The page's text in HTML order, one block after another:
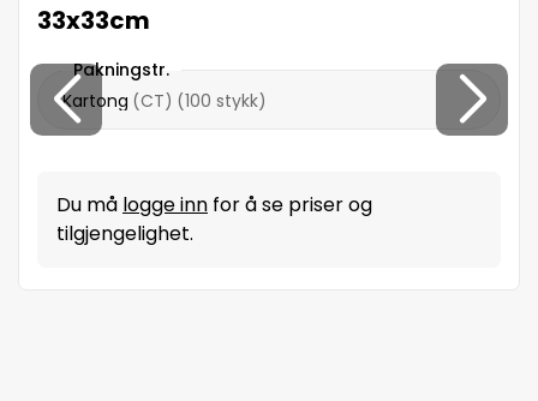
33x33cm
Pakningstr.
Kartong (CT) (100 stykk)
Du må logge inn for å se priser og
tilgjengelighet.